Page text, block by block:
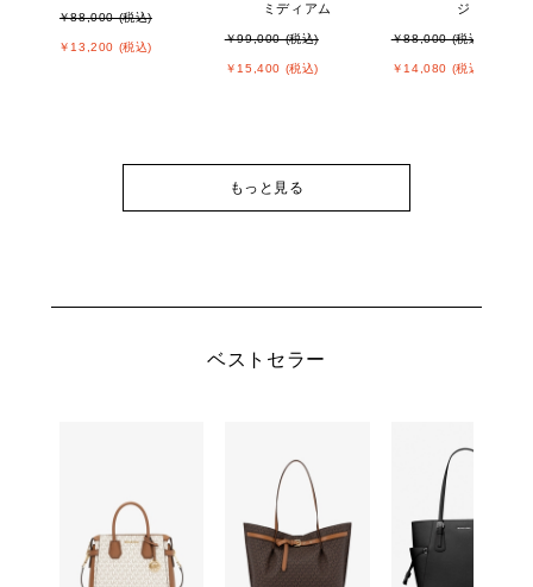
￥88,000 (税込)
￥13,200 (税込)
ミディアム
￥99,000 (税込)
￥15,400 (税込)
ジ
￥88,000 (税込)
￥14,080 (税込)
もっと見る
ベストセラー